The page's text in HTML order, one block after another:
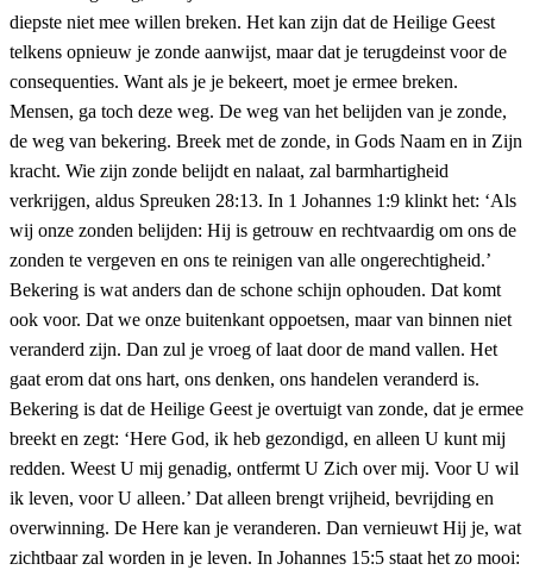
diepste niet mee willen breken. Het kan zijn dat de Heilige Geest
telkens opnieuw je zonde aanwijst, maar dat je terugdeinst voor de
consequenties. Want als je je bekeert, moet je ermee breken.
Mensen, ga toch deze weg. De weg van het belijden van je zonde,
de weg van bekering. Breek met de zonde, in Gods Naam en in Zijn
kracht. Wie zijn zonde belijdt en nalaat, zal barmhartigheid
verkrijgen, aldus Spreuken 28:13. In 1 Johannes 1:9 klinkt het: ‘Als
wij onze zonden belijden: Hij is getrouw en rechtvaardig om ons de
zonden te vergeven en ons te reinigen van alle ongerechtigheid.’
Bekering is wat anders dan de schone schijn ophouden. Dat komt
ook voor. Dat we onze buitenkant oppoetsen, maar van binnen niet
veranderd zijn. Dan zul je vroeg of laat door de mand vallen. Het
gaat erom dat ons hart, ons denken, ons handelen veranderd is.
Bekering is dat de Heilige Geest je overtuigt van zonde, dat je ermee
breekt en zegt: ‘Here God, ik heb gezondigd, en alleen U kunt mij
redden. Weest U mij genadig, ontfermt U Zich over mij. Voor U wil
ik leven, voor U alleen.’ Dat alleen brengt vrijheid, bevrijding en
overwinning. De Here kan je veranderen. Dan vernieuwt Hij je, wat
zichtbaar zal worden in je leven. In Johannes 15:5 staat het zo mooi: